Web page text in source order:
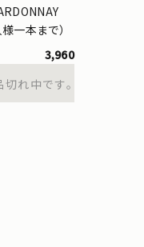
一本まで）
3,960
れ中です。